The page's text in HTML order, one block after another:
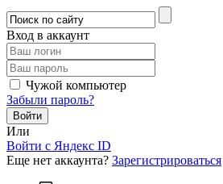
Вход в аккаунт
Чужой компьютер
Забыли пароль?
Или
Войти c Яндекс ID
Еще нет аккаунта? Зарегистрироваться